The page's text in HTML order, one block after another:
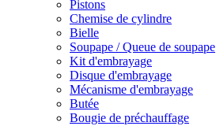
Pistons
Chemise de cylindre
Bielle
Soupape / Queue de soupape
Kit d'embrayage
Disque d'embrayage
Mécanisme d'embrayage
Butée
Bougie de préchauffage